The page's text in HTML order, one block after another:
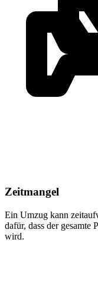
Zeitmangel
Ein Umzug kann
dafür, dass der gesamte
wird.